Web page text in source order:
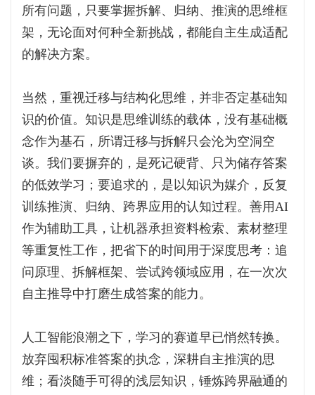
所有问题，只要掌握拆解、归纳、推演的思维框
架，无论面对何种全新挑战，都能自主生成适配
的解决方案。
当然，重视迁移与结构化思维，并非否定基础知
识的价值。知识是思维训练的载体，没有基础概
念作为基石，所谓迁移与拆解只会沦为空洞空
谈。我们要摒弃的，是死记硬背、只为储存答案
的低效学习；要追求的，是以知识为媒介，反复
训练推演、归纳、跨界应用的认知过程。善用AI
作为辅助工具，让机器承担资料检索、素材整理
等重复性工作，把省下的时间用于深度思考：追
问原理、拆解框架、尝试跨领域应用，在一次次
自主推导中打磨生成答案的能力。
人工智能浪潮之下，学习的赛道早已悄然转换。
放弃囤积标准答案的执念，深耕自主推演的思
维；看淡随手可得的浅层知识，锤炼跨界融通的